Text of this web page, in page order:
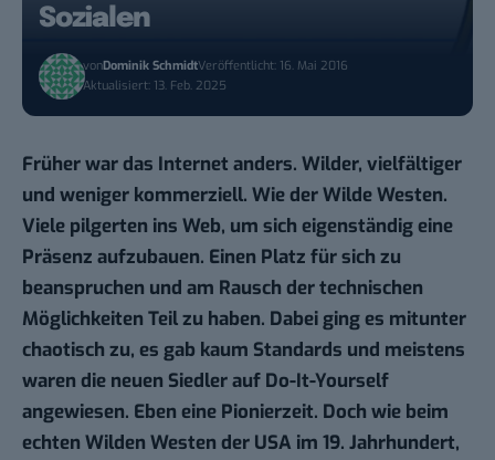
Sozialen
vonDominik SchmidtVeröffentlicht: 16. Mai 2016
Aktualisiert: 13. Feb. 2025
Früher war das Internet anders. Wilder, vielfältiger
und weniger kommerziell. Wie der Wilde Westen.
Viele pilgerten ins Web, um sich eigenständig eine
Präsenz aufzubauen. Einen Platz für sich zu
beanspruchen und am Rausch der technischen
Möglichkeiten Teil zu haben. Dabei ging es mitunter
chaotisch zu, es gab kaum Standards und meistens
waren die neuen Siedler auf Do-It-Yourself
angewiesen. Eben eine Pionierzeit. Doch wie beim
echten Wilden Westen der USA im 19. Jahrhundert,